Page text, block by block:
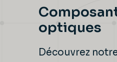
optiques
Découvrez